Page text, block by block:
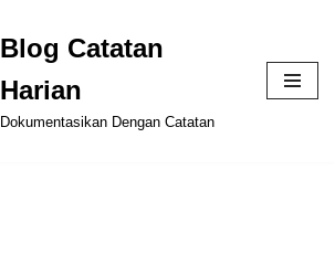
Blog Catatan
Harian
Dokumentasikan Dengan Catatan